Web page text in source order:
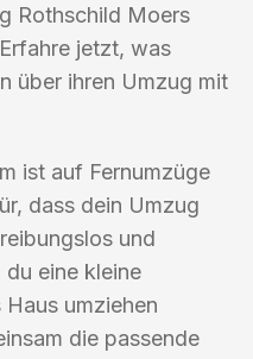
Rothschild Moers
jetzt, was
über ihren Umzug mit
ist auf Fernumzüge
dass dein Umzug
und
eine kleine
umziehen
die passende